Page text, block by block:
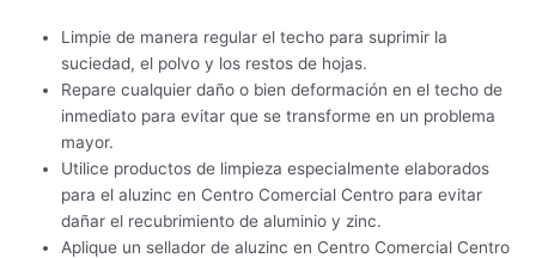
Limpie de manera regular el techo para suprimir la
suciedad, el polvo y los restos de hojas.
Repare cualquier daño o bien deformación en el techo de
inmediato para evitar que se transforme en un problema
mayor.
Utilice productos de limpieza especialmente elaborados
para el aluzinc en Centro Comercial Centro para evitar
dañar el recubrimiento de aluminio y zinc.
Aplique un sellador de aluzinc en Centro Comercial Centro